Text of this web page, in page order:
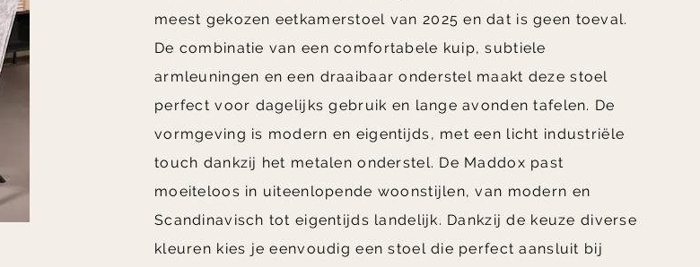
meest gekozen eetkamerstoel van 2025 en dat is geen toeval.
De combinatie van een comfortabele kuip, subtiele
armleuningen en een draaibaar onderstel maakt deze stoel
perfect voor dagelijks gebruik en lange avonden tafelen. De
vormgeving is modern en eigentijds, met een licht industriële
touch dankzij het metalen onderstel. De Maddox past
moeiteloos in uiteenlopende woonstijlen, van modern en
Scandinavisch tot eigentijds landelijk. Dankzij de keuze diverse
kleuren kies je eenvoudig een stoel die perfect aansluit bij